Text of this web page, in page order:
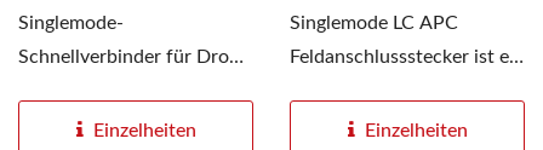
Singlemode-
Schnellverbinder für Drop-
Installation...Einzelheiten
Singlemode LC APC
Feldanschlussstecker ist ein
physische...Einzelheiten